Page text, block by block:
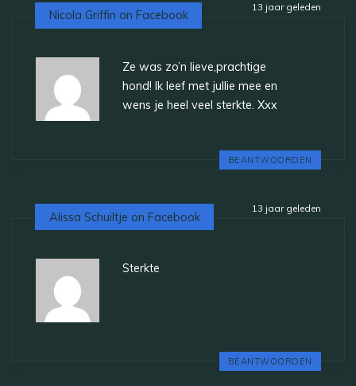
13 jaar geleden
Nicola Griffin on Facebook
Ze was zo’n lieve,prachtige
hond! Ik leef met jullie mee en
wens je heel veel sterkte. Xxx
BEANTWOORDEN
13 jaar geleden
Alissa Schuiltje on Facebook
Sterkte
BEANTWOORDEN